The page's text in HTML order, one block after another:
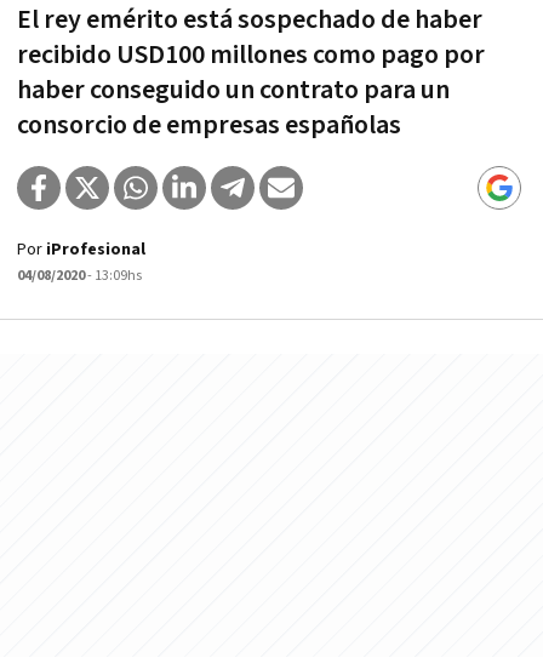
El rey emérito está sospechado de haber
recibido USD100 millones como pago por
haber conseguido un contrato para un
consorcio de empresas españolas
Por iProfesional
04/08/2020- 13:09hs